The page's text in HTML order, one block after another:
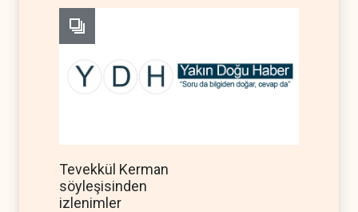
Tevekkül Kerman
söyleşisinden
izlenimler